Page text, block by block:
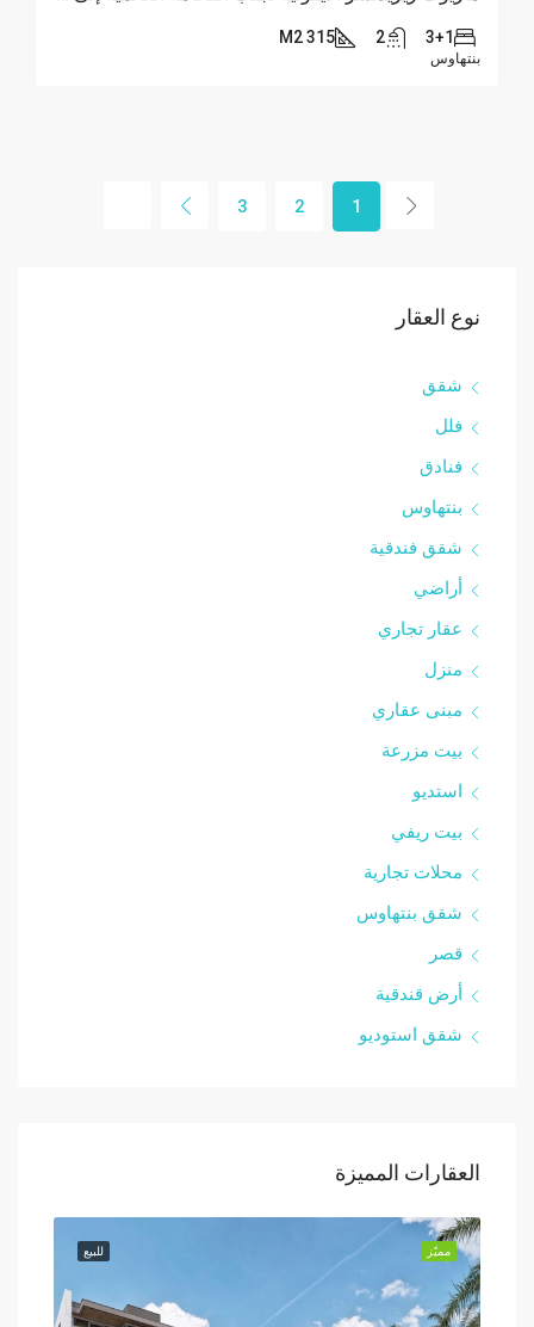
3+1
2
315 M2
بنتهاوس
1
2
3
نوع العقار
شقق
فلل
فنادق
بنتهاوس
شقق فندقية
أراضي
عقار تجاري
منزل
مبنى عقاري
بيت مزرعة
استديو
بيت ريفي
محلات تجارية
شقق بنتهاوس
قصر
أرض قندقية
شقق استوديو
العقارات المميزة
للبيع مميّز